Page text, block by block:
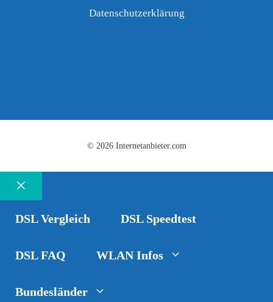
Datenschutzerklärung
© 2026 Internetanbieter.com
Schließen
DSL Vergleich DSL Speedtest
DSL FAQ WLAN Infos
Bundesländer